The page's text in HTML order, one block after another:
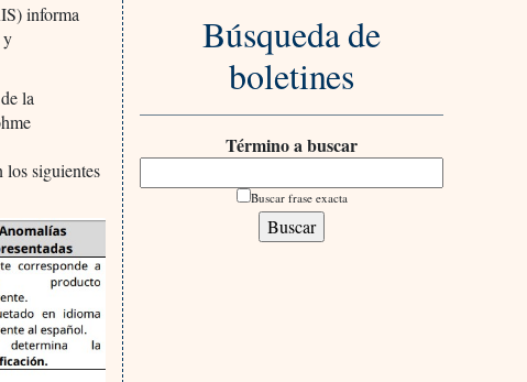
informa
y
la
siguientes
Búsqueda de
boletines
Término a buscar
Buscar frase exacta